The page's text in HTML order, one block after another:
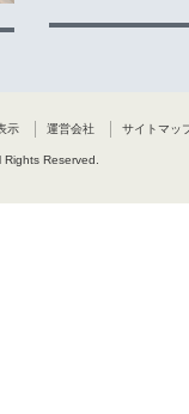
示 運営会社 サイトマッ
Reserved.